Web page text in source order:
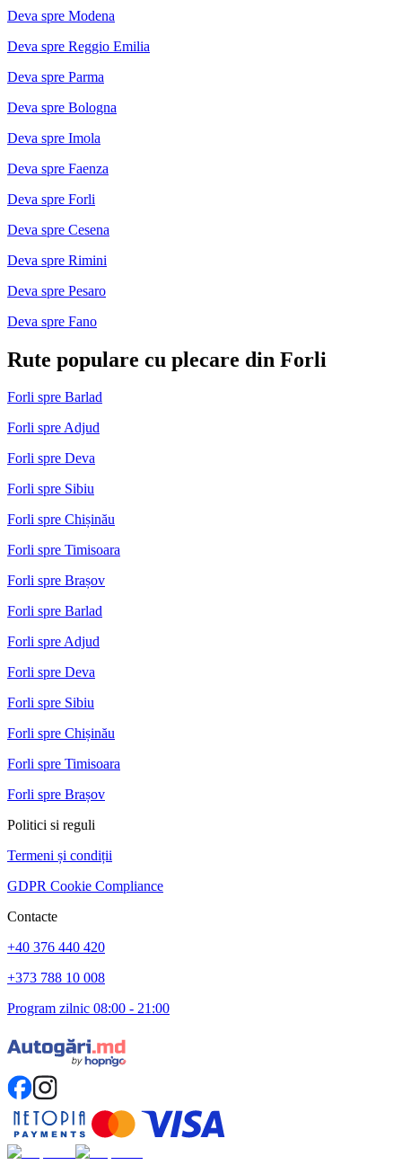
Deva spre Modena
Deva spre Reggio Emilia
Deva spre Parma
Deva spre Bologna
Deva spre Imola
Deva spre Faenza
Deva spre Forli
Deva spre Cesena
Deva spre Rimini
Deva spre Pesaro
Deva spre Fano
Rute populare cu plecare din Forli
Forli spre Barlad
Forli spre Adjud
Forli spre Deva
Forli spre Sibiu
Forli spre Chișinău
Forli spre Timisoara
Forli spre Brașov
Forli spre Barlad
Forli spre Adjud
Forli spre Deva
Forli spre Sibiu
Forli spre Chișinău
Forli spre Timisoara
Forli spre Brașov
Politici si reguli
Termeni și condiții
GDPR Cookie Compliance
Contacte
+40 376 440 420
+373 788 10 008
Program zilnic 08:00 - 21:00